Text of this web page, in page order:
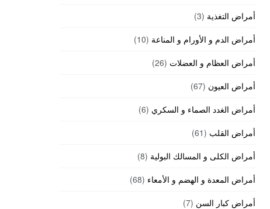
أمراض التغذية (3)
أمراض الدم و الأورام و المناعة (10)
أمراض العظام و العضلات (26)
أمراض العيون (67)
أمراض الغدد الصماء و السكري (6)
أمراض القلب (61)
أمراض الكلى و المسالك البولية (8)
أمراض المعدة و الهضم و الأمعاء (68)
أمراض كبار السن (7)